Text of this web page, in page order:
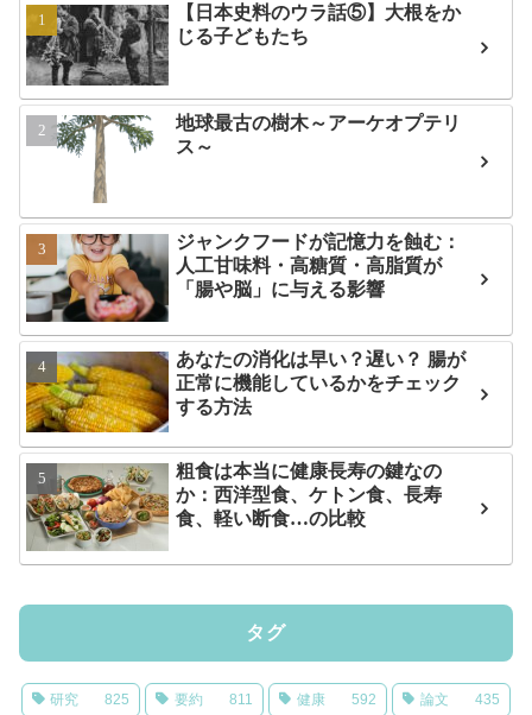
【日本史料のウラ話⑤】大根をか
じる子どもたち
地球最古の樹木～アーケオプテリ
ス～
ジャンクフードが記憶力を蝕む：
人工甘味料・高糖質・高脂質が
「腸や脳」に与える影響
あなたの消化は早い？遅い？ 腸が
正常に機能しているかをチェック
する方法
粗食は本当に健康長寿の鍵なの
か：西洋型食、ケトン食、長寿
食、軽い断食…の比較
タグ
研究 825 要約 811 健康 592 論文 435